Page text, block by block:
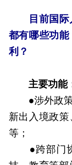
目前国际人
都有哪些功
利？
主要功能
●涉外政策
新出入境政
等；
●跨部门协